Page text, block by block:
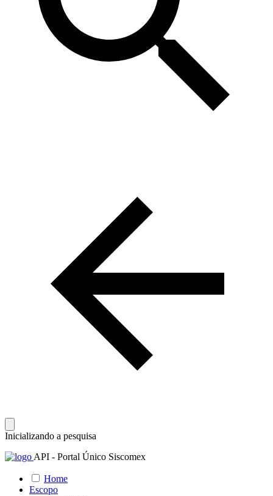
Inicializando a pesquisa
API - Portal Único Siscomex
Home
Escopo